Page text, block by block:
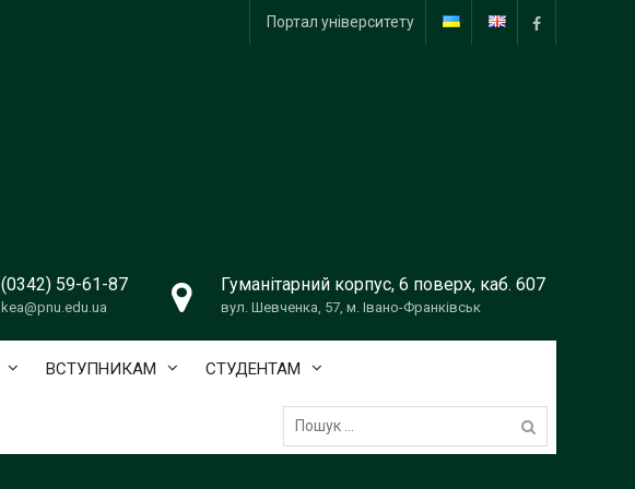
facebook
Портал університету
(0342) 59-61-87
kea@pnu.edu.ua
Гуманітарний корпус, 6 поверх, каб. 607
вул. Шевченка, 57, м. Івано-Франківськ
ВСТУПНИКАМ СТУДЕНТАМ
Пошук: